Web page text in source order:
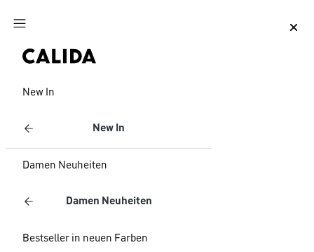
Zum Hauptinhalt springen
New In
New In
Damen Neuheiten
Damen Neuheiten
Bestseller in neuen Farben